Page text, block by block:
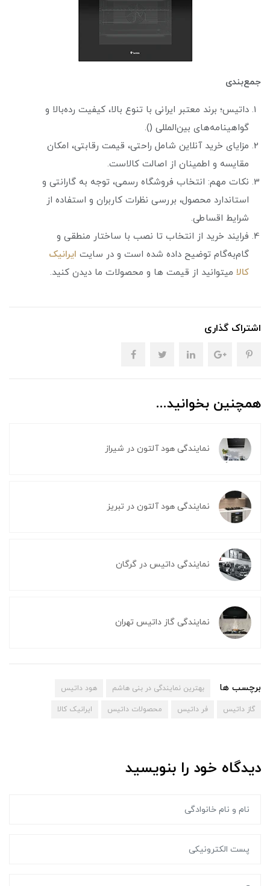
جمع‌بندی
داتیس؛ برند معتبر ایرانی با تنوع بالا، کیفیت رده‌بالا و
گواهینامه‌های بین‌المللی ().
مزایای خرید آنلاین شامل راحتی، قیمت رقابتی، امکان
مقایسه و اطمینان از اصالت کالاست.
نکات مهم: انتخاب فروشگاه رسمی، توجه به گارانتی و
استاندارد محصول، بررسی نظرات کاربران و استفاده از
شرایط اقساطی.
فرایند خرید از انتخاب تا نصب با ساختار منطقی و
گام‌به‌گام توضیح داده شده است و در سایت ایرانیک
کالا میتوانید از قیمت ها و محصولات ما دیدن کنید.
اشتراک گذاری
همچنین بخوانید...
نمایندگی هود آلتون در شیراز
نمایندگی هود آلتون در تبریز
نمایندگی داتیس در گرگان
نمایندگی گاز داتیس تهران
برچسب ها بهترین نمایندگی در بنی هاشم هود داتیس
گاز داتیس فر داتیس محصولات داتیس ایرانیک کالا
دیدگاه خود را بنویسید